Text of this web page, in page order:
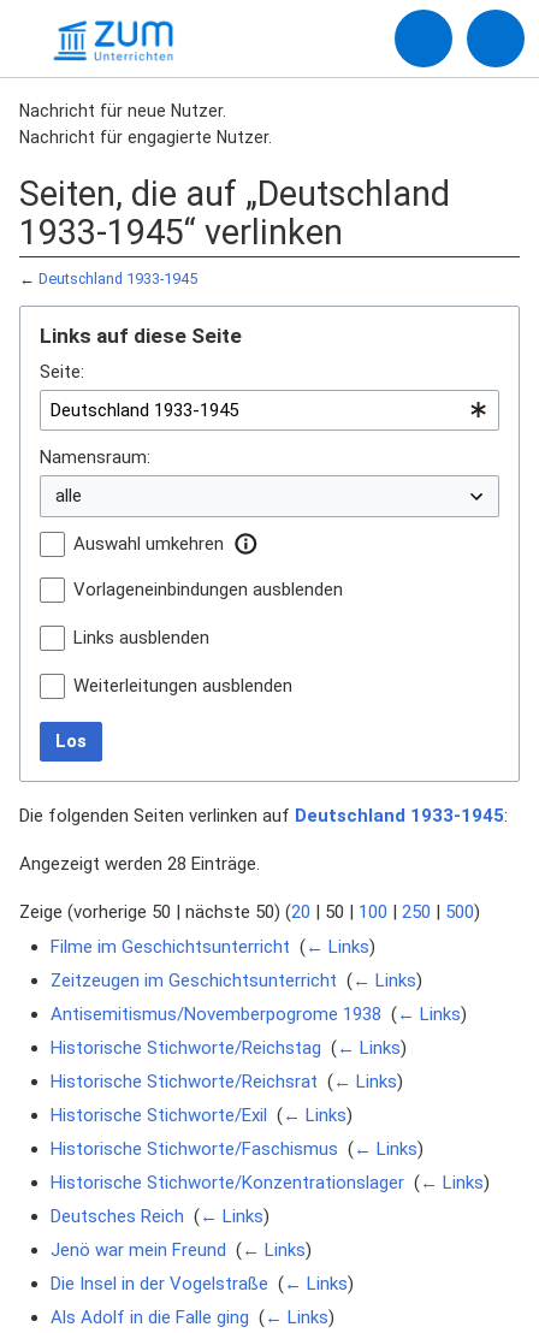
Nachricht für neue Nutzer.
Nachricht für engagierte Nutzer.
Seiten, die auf „Deutschland
1933-1945“ verlinken
← Deutschland 1933-1945
Links auf diese Seite
Seite:
Namensraum:
Auswahl umkehren
Vorlageneinbindungen ausblenden
Links ausblenden
Weiterleitungen ausblenden
Los
Die folgenden Seiten verlinken auf Deutschland 1933-1945:
Angezeigt werden 28 Einträge.
Zeige (vorherige 50 nächste 50) (20 50 100 250 500)
Filme im Geschichtsunterricht (← Links)
Zeitzeugen im Geschichtsunterricht (← Links)
Antisemitismus/Novemberpogrome 1938 (← Links)
Historische Stichworte/Reichstag (← Links)
Historische Stichworte/Reichsrat (← Links)
Historische Stichworte/Exil (← Links)
Historische Stichworte/Faschismus (← Links)
Historische Stichworte/Konzentrationslager‎ (← Links)
Deutsches Reich (← Links)
Jenö war mein Freund (← Links)
Die Insel in der Vogelstraße (← Links)
Als Adolf in die Falle ging (← Links)